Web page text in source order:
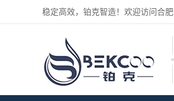
稳定高效，铂克智造！欢迎访问合